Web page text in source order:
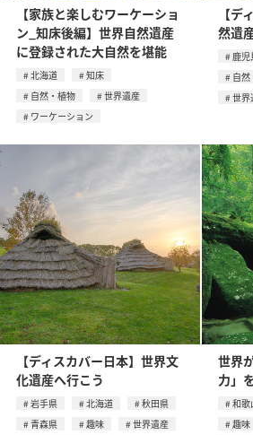
【家族と楽しむワーケーショ
ン_知床後編】世界自然遺産
に登録された大自然を堪能
北海道
知床
自然・植物
世界遺産
ワーケーション
【デ
然遺
鹿児
自然
世界
【ディスカバー日本】世界文
化遺産へ行こう
岩手県 北海道
秋田県
青森県
趣味
世界遺産
世界
力」
和歌
趣味